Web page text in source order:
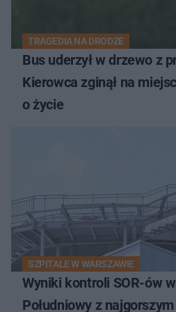
TRAGEDIA NA DRODZE
Bus uderzył w drzewo z
Kierowca zginął na
o życie
SZPITALE W WARSZAWIE
Wyniki kontroli SOR-ów
Południowy z